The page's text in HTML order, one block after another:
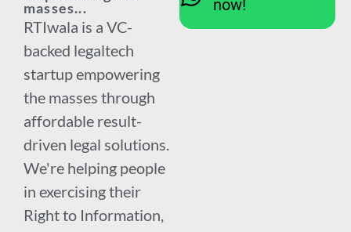
masses...
RTIwala is a VC-
backed legaltech
startup empowering
the masses through
affordable result-
driven legal solutions.
We're helping people
in exercising their
Right to Information,
now!